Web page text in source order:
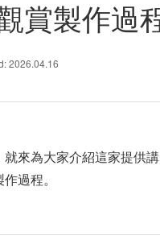
賞製作過
2026.04.16
就來為大家介紹這家提供
過程。